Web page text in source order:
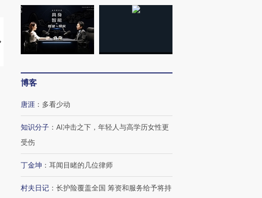
【推广】走进第四届链博
会，让数智科技“链”接产
【特别呈现】寻找100种
CFO：不靠规模取胜，华
博客
唐涯 ： 多看少动
知识分子 ： AI冲击之下，年轻人与高学历女性更
受伤
丁金坤 ： 耳闻目睹的几位律师
村夫日记 ： 长护险覆盖全国 筹资和服务给予将持